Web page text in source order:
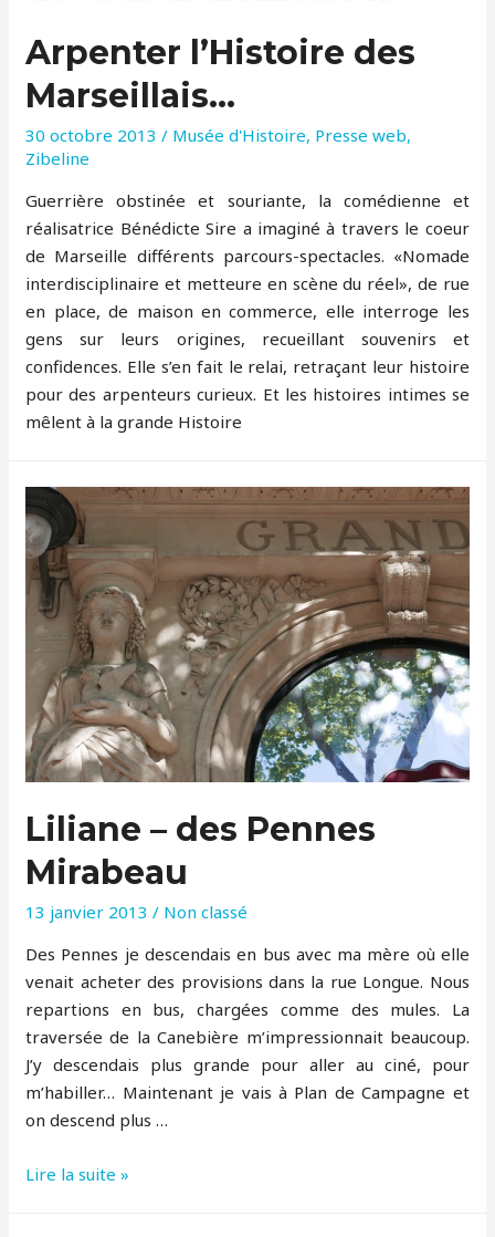
Arpenter l’Histoire des
Marseillais…
30 octobre 2013 / Musée d'Histoire, Presse web,
Zibeline
Guerrière obstinée et souriante, la comédienne et
réalisatrice Bénédicte Sire a imaginé à travers le coeur
de Marseille différents parcours-spectacles. «Nomade
interdisciplinaire et metteure en scène du réel», de rue
en place, de maison en commerce, elle interroge les
gens sur leurs origines, recueillant souvenirs et
confidences. Elle s’en fait le relai, retraçant leur histoire
pour des arpenteurs curieux. Et les histoires intimes se
mêlent à la grande Histoire
Liliane – des Pennes
Mirabeau
13 janvier 2013 / Non classé
Des Pennes je descendais en bus avec ma mère où elle
venait acheter des provisions dans la rue Longue. Nous
repartions en bus, chargées comme des mules. La
traversée de la Canebière m’impressionnait beaucoup.
J’y descendais plus grande pour aller au ciné, pour
m’habiller… Maintenant je vais à Plan de Campagne et
on descend plus …
Liliane
Lire la suite »